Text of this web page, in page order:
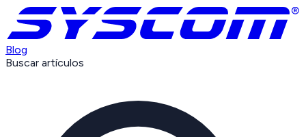
Blog
Buscar artículos